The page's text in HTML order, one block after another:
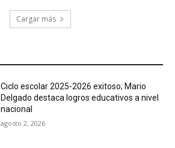
Cargar más
Ciclo escolar 2025-2026 exitoso; Mario
Delgado destaca logros educativos a nivel
nacional
agosto 2, 2026